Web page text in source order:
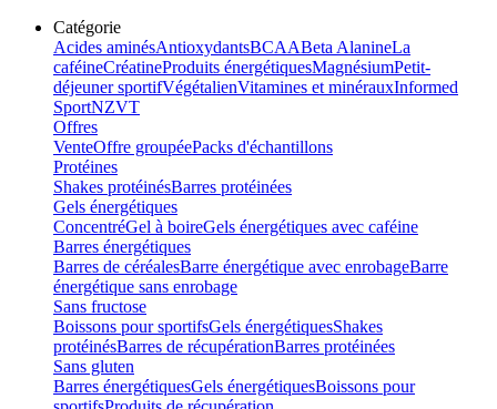
Catégorie
Acides aminésAntioxydantsBCAABeta AlanineLa
caféineCréatineProduits énergétiquesMagnésiumPetit-
déjeuner sportifVégétalienVitamines et minérauxInformed
SportNZVT
Offres
VenteOffre groupéePacks d'échantillons
Protéines
Shakes protéinésBarres protéinées
Gels énergétiques
ConcentréGel à boireGels énergétiques avec caféine
Barres énergétiques
Barres de céréalesBarre énergétique avec enrobageBarre
énergétique sans enrobage
Sans fructose
Boissons pour sportifsGels énergétiquesShakes
protéinésBarres de récupérationBarres protéinées
Sans gluten
Barres énergétiquesGels énergétiquesBoissons pour